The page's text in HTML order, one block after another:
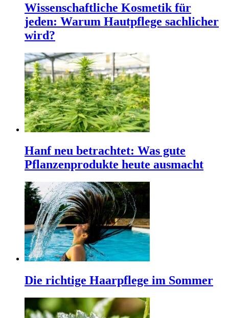
Wissenschaftliche Kosmetik für
jeden: Warum Hautpflege sachlicher
wird?
Hanf neu betrachtet: Was gute
Pflanzenprodukte heute ausmacht
Die richtige Haarpflege im Sommer